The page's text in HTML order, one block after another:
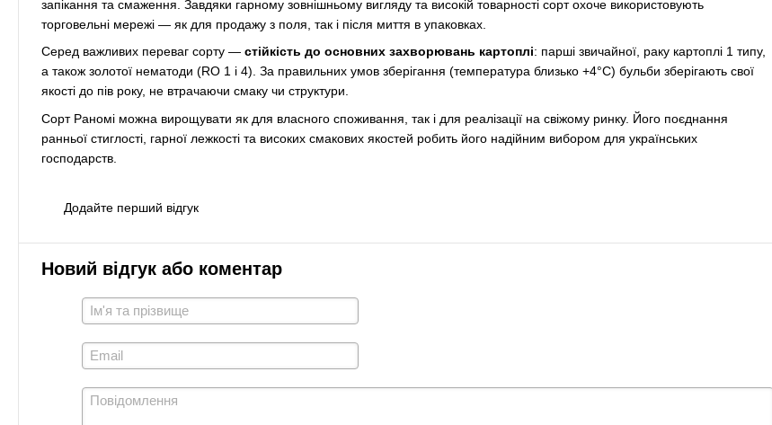
запікання та смаження. Завдяки гарному зовнішньому вигляду та високій товарності сорт охоче використовують
торговельні мережі — як для продажу з поля, так і після миття в упаковках.
Серед важливих переваг сорту — стійкість до основних захворювань картоплі: парші звичайної, раку картоплі 1 типу,
а також золотої нематоди (RO 1 і 4). За правильних умов зберігання (температура близько +4°C) бульби зберігають свої
якості до пів року, не втрачаючи смаку чи структури.
Сорт Раномі можна вирощувати як для власного споживання, так і для реалізації на свіжому ринку. Його поєднання
ранньої стиглості, гарної лежкості та високих смакових якостей робить його надійним вибором для українських
господарств.
Додайте перший відгук
Новий відгук або коментар